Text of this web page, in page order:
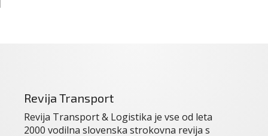
Revija Transport
Revija Transport & Logistika je vse od leta
2000 vodilna slovenska strokovna revija s